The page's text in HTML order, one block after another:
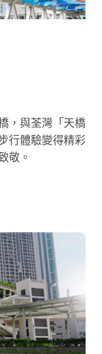
，與荃灣「天橋
行體驗變得精彩
敬。